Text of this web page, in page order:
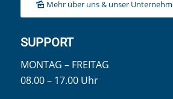
Mehr über uns & unser
SUPPORT
MONTAG – FREITAG
08.00 – 17.00 Uhr